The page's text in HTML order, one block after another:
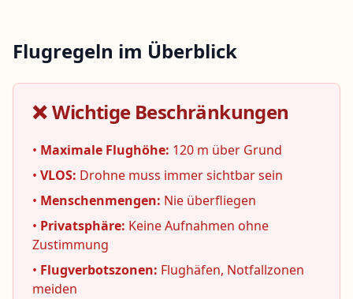
Flugregeln im Überblick
❌ Wichtige Beschränkungen
• Maximale Flughöhe: 120 m über Grund
• VLOS: Drohne muss immer sichtbar sein
• Menschenmengen: Nie überfliegen
• Privatsphäre: Keine Aufnahmen ohne
Zustimmung
• Flugverbotszonen: Flughäfen, Notfallzonen
meiden